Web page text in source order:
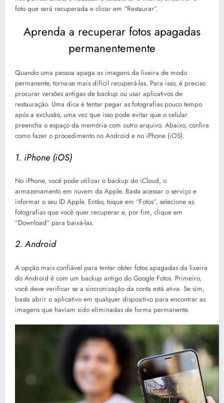
foto que será recuperada e clicar em “Restaurar”.
Aprenda a recuperar fotos apagadas
permanentemente
Quando uma pessoa apaga as imagens da lixeira de modo
permanente, torna-se mais difícil recuperá-las. Para isso, é preciso
procurar versões antigas de backup ou usar aplicativos de
restauração. Uma dica é tentar pegar as fotografias pouco tempo
após a exclusão, uma vez que isso pode evitar que o celular
preencha o espaço da memória com outro arquivo. Abaixo, confira
como fazer o procedimento no Android e no iPhone (iOS).
1. iPhone (iOS)
No iPhone, você pode utilizar o backup do iCloud, o
armazenamento em nuvem da Apple. Basta acessar o serviço e
informar o seu ID Apple. Então, toque em “Fotos”, selecione as
fotografias que você quer recuperar e, por fim, clique em
“Download” para baixá-las.
2. Android
A opção mais confiável para tentar obter fotos apagadas da lixeira
do Android é com um backup antigo do Google Fotos. Primeiro,
você deve verificar se a sincronização da conta está ativa. Se sim,
basta abrir o aplicativo em qualquer dispositivo para encontrar as
imagens que haviam sido eliminadas de forma permanente.